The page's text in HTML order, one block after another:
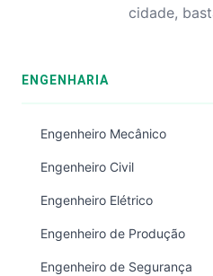
cidade,
ENGENHARIA
Engenheiro Mecânico
Engenheiro Civil
Engenheiro Elétrico
Engenheiro de Produção
Engenheiro de Segurança